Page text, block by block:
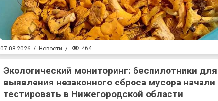
07.08.2026 / Новости / 464
Экологический мониторинг: беспилотники для
выявления незаконного сброса мусора начали
тестировать в Нижегородской области